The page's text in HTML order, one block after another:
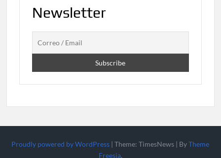
Newsletter
Proudly powered by WordPress |Theme: TimesNews | ByTheme
Freesia.